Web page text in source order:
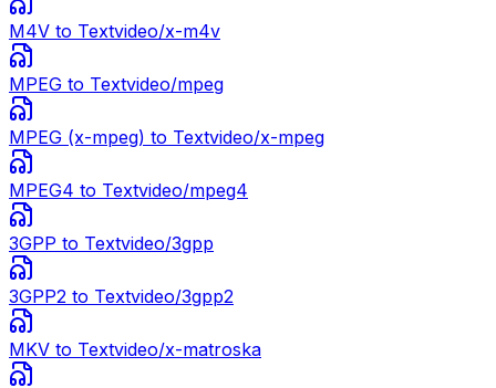
M4V to Textvideo/x-m4v
MPEG to Textvideo/mpeg
MPEG (x-mpeg) to Textvideo/x-mpeg
MPEG4 to Textvideo/mpeg4
3GPP to Textvideo/3gpp
3GPP2 to Textvideo/3gpp2
MKV to Textvideo/x-matroska